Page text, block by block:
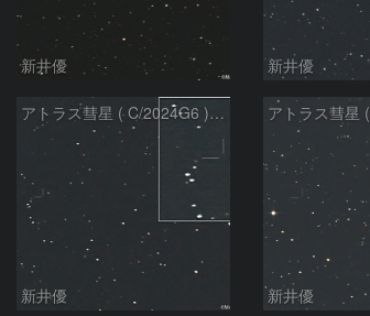
新井優 新井優
アトラス彗星 ( C/2024G6 )：2026/07/08
新井優 新井優